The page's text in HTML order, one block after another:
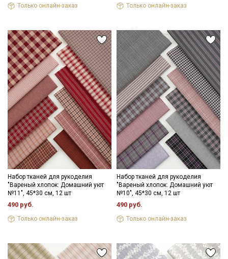
Только онлайн-заказ Только онлайн-заказ
Набор тканей для рукоделия
"Вареный хлопок: Домашний уют
№11", 45*30 см, 12 шт
490 руб.
Только онлайн-заказ
Набор тканей для рукоделия
"Вареный хлопок: Домашний уют
№10", 45*30 см, 12 шт
490 руб.
Только онлайн-заказ